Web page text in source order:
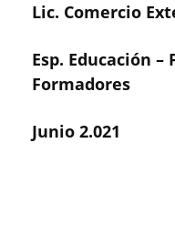
Lic. Comercio
Esp. Educación –
Formadores
Junio 2.021